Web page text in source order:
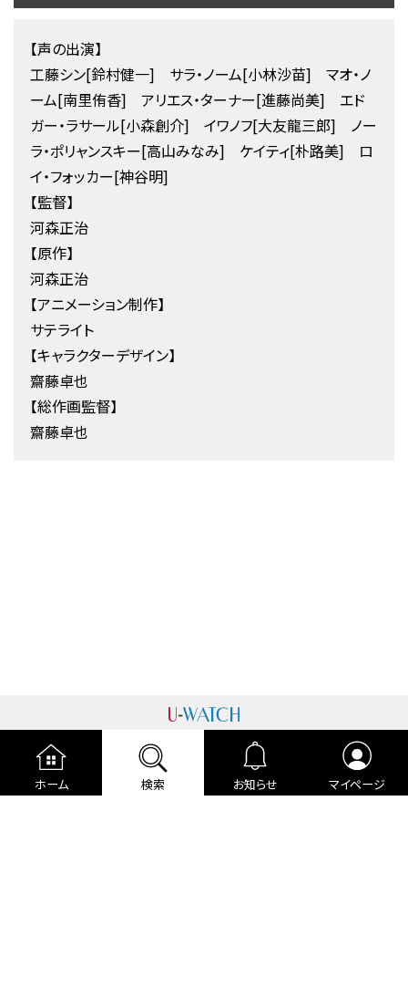
ホーム 検索 お知らせ マイページ
【声の出演】
工藤シン[鈴村健一] サラ・ノーム[小林沙苗] マオ・ノ
ーム[南里侑香] アリエス・ターナー[進藤尚美] エド
ガー・ラサール[小森創介] イワノフ[大友龍三郎] ノー
ラ・ポリャンスキー[高山みなみ] ケイティ[朴路美] ロ
イ・フォッカー[神谷明]
【監督】
河森正治
【原作】
河森正治
【アニメーション制作】
サテライト
【キャラクターデザイン】
齋藤卓也
【総作画監督】
齋藤卓也
運営者情報 プライバシーポリシー
cookieポリシー
利用規約
ご利用ガイド 編集部より
広告掲載について